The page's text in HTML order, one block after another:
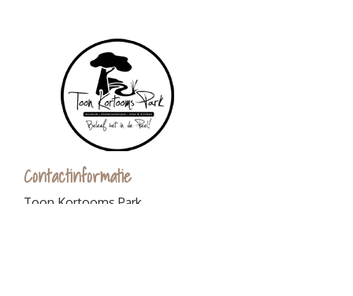
Contactinformatie
Toon Kortooms Park